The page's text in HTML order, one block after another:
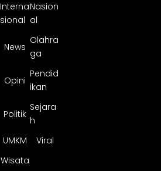
Interna
sional
Nasion
al
News
Olahra
ga
Opini
Pendid
ikan
Politik
Sejara
h
UMKM
Viral
Wisata